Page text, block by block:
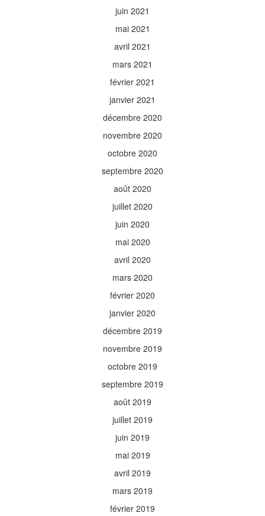
juin 2021
mai 2021
avril 2021
mars 2021
février 2021
janvier 2021
décembre 2020
novembre 2020
octobre 2020
septembre 2020
août 2020
juillet 2020
juin 2020
mai 2020
avril 2020
mars 2020
février 2020
janvier 2020
décembre 2019
novembre 2019
octobre 2019
septembre 2019
août 2019
juillet 2019
juin 2019
mai 2019
avril 2019
mars 2019
février 2019